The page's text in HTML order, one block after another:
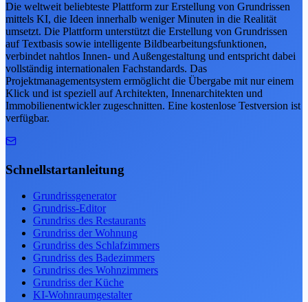
Die weltweit beliebteste Plattform zur Erstellung von Grundrissen
mittels KI, die Ideen innerhalb weniger Minuten in die Realität
umsetzt. Die Plattform unterstützt die Erstellung von Grundrissen
auf Textbasis sowie intelligente Bildbearbeitungsfunktionen,
verbindet nahtlos Innen- und Außengestaltung und entspricht dabei
vollständig internationalen Fachstandards. Das
Projektmanagementsystem ermöglicht die Übergabe mit nur einem
Klick und ist speziell auf Architekten, Innenarchitekten und
Immobilienentwickler zugeschnitten. Eine kostenlose Testversion ist
verfügbar.
Schnellstartanleitung
Grundrissgenerator
Grundriss-Editor
Grundriss des Restaurants
Grundriss der Wohnung
Grundriss des Schlafzimmers
Grundriss des Badezimmers
Grundriss des Wohnzimmers
Grundriss der Küche
KI-Wohnraumgestalter